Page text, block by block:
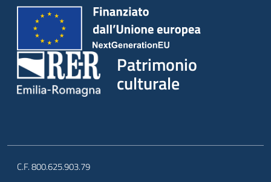
Patrimonio
culturale
C.F. 800.625.903.79